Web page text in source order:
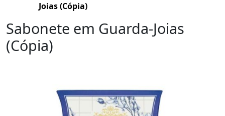
Joias (Cópia)
Sabonete em Guarda-Joias
(Cópia)